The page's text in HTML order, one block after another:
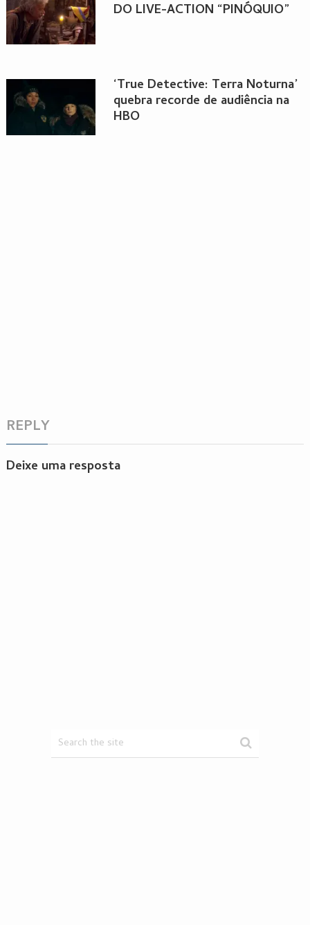
DO LIVE-ACTION “PINÓQUIO”
‘True Detective: Terra Noturna’
quebra recorde de audiência na
HBO
REPLY
Deixe uma resposta